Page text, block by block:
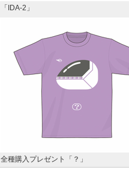
「IDA-2」
全種購入プレゼント「？」